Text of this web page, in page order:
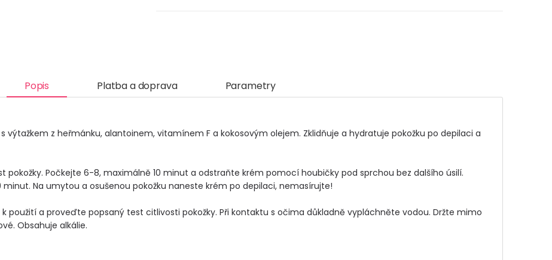
Popis Platba a doprava Parametry
pokožky. Počkejte 6-8, maximálně 10 minut a odstraňte krém pomocí houbičky pod sprchou bez dalšího úsilí.
Na umytou a osušenou pokožku naneste krém po depilaci, nemasírujte!
použití a proveďte popsaný test citlivosti pokožky. Při kontaktu s očima důkladně vypláchněte vodou. Držte mimo